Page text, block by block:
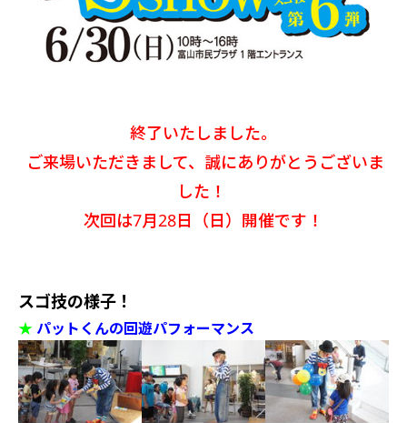
終了いたしました。
ご来場いただきまして、誠にありがとうございま
した！
次回は7月28日（日）開催です！
スゴ技の様子！
★ パットくんの回遊パフォーマンス